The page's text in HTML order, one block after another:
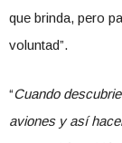
que brinda, pero
voluntad”.
“Cuando
aviones y así